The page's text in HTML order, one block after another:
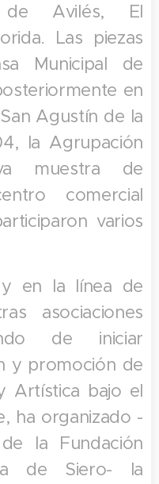
de Avilés, El
Las piezas
Municipal de
en
Agustín de la
la Agrupación
muestra de
comercial
varios
en la línea de
asociaciones
de iniciar
y promoción de
Artística bajo el
ha organizado -
la Fundación
de Siero- la